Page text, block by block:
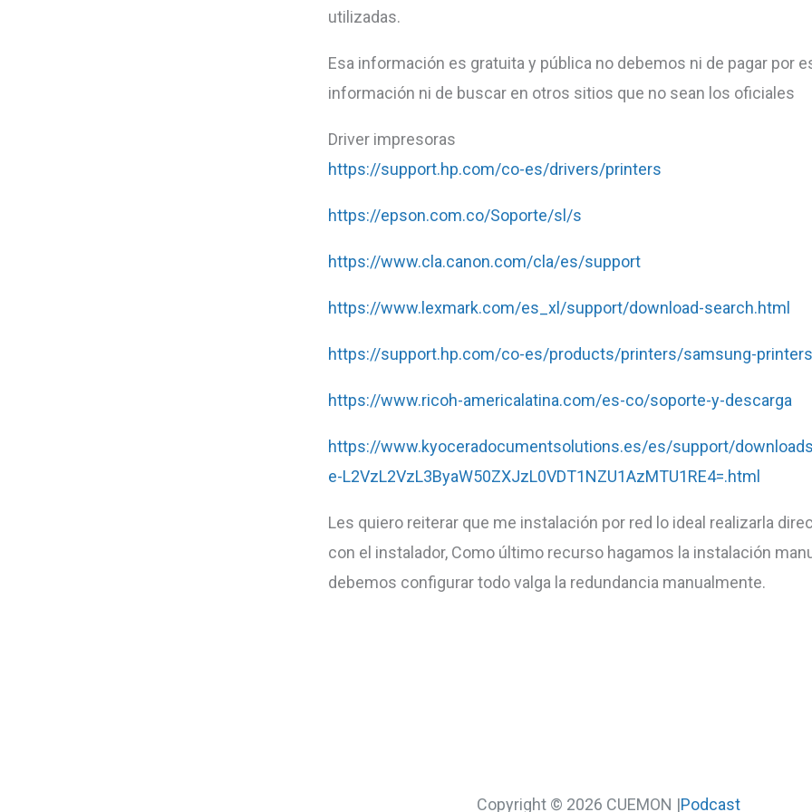
utilizadas.
Esa información es gratuita y pública no debemos ni de pagar por
información ni de buscar en otros sitios que no sean los oficiales
Driver impresoras
https://support.hp.com/co-es/drivers/printers
https://epson.com.co/Soporte/sl/s
https://www.cla.canon.com/cla/es/support
https://www.lexmark.com/es_xl/support/download-search.html
https://support.hp.com/co-es/products/printers/samsung-
https://www.ricoh-americalatina.com/es-co/soporte-y-descarga
https://www.kyoceradocumentsolutions.es/es/support/
e-L2VzL2VzL3ByaW50ZXJzL0VDT1NZU1AzMTU1RE4=.html
Les quiero reiterar que me instalación por red lo ideal realizarla
con el instalador, Como último recurso hagamos la instalación
debemos configurar todo valga la redundancia manualmente.
Copyright © 2026 CUEMON |Podcast